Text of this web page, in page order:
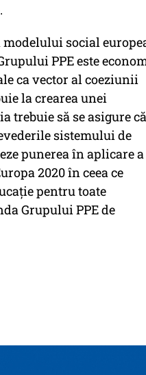
social
PPE este
ca vector al coeziunii
la crearea unei
trebuie să se asigure că
sistemului de
punerea în aplicare a
2020 în ceea ce
pentru toate
Grupului PPE de